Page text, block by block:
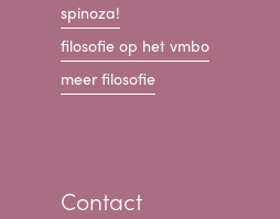
spinoza!
filosofie op het vmbo
meer filosofie
Contact